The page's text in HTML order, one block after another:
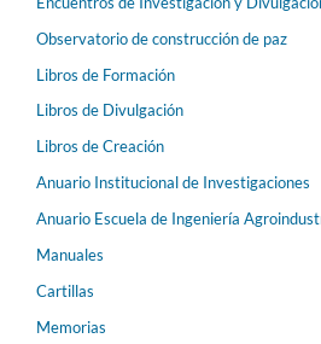
Observatorio de construcción de paz
Libros de Formación
Libros de Divulgación
Libros de Creación
Anuario Institucional de Investigaciones
Anuario Escuela de Ingeniería
Manuales
Cartillas
Memorias